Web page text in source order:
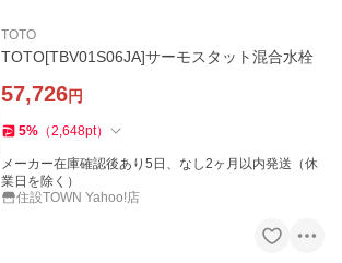
TOTO
TOTO[TBV01S06JA]サーモスタット混合水栓
57,726円
5% （2,648pt）
メーカー在庫確認後あり5日、なし2ヶ月以内発送（休
業日を除く）
住設TOWN Yahoo!店